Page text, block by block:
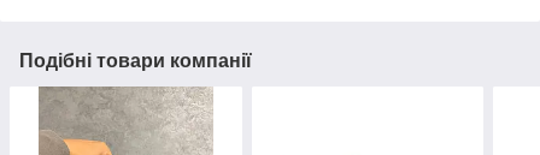
Подібні товари компанії